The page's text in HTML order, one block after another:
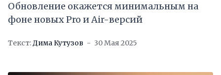
Обновление окажется минимальным на
фоне новых Pro и Air-версий
Текст:Дима Кутузов 30 Мая 2025